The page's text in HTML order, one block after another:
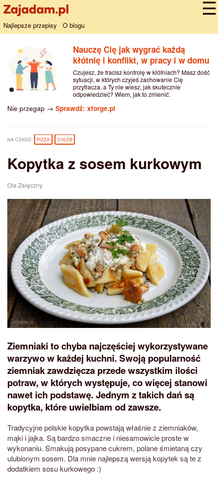
Najlepsze przepisy O blogu
Nauczę Cię jak wygrać każdą
kłótnię i konflikt, w pracy i w domu
Czujesz, że tracisz kontrolę w kłótniach? Masz dość
sytuacji, w których czyjeś zachowanie Cię
przytłacza, a Ty nie wiesz, jak skutecznie
odpowiedzieć? Wiem, jak to zmienić.
Nie przegap → Sprawdź: xforge.pl
NA CZASIE PIZZA CHLEB
Kopytka z sosem kurkowym
Ola Załęczny
Ziemniaki to chyba najczęściej wykorzystywane
warzywo w każdej kuchni. Swoją popularność
ziemniak zawdzięcza przede wszystkim ilości
potraw, w których występuje, co więcej stanowi
nawet ich podstawę. Jednym z takich dań są
kopytka, które uwielbiam od zawsze.
Tradycyjne polskie kopytka powstają właśnie z ziemniaków,
mąki i jajka. Są bardzo smaczne i niesamowicie proste w
wykonaniu. Smakują posypane cukrem, polane śmietaną czy
ulubionym sosem. Dla mnie najlepszą wersją kopytek są te z
dodatkiem sosu kurkowego :)